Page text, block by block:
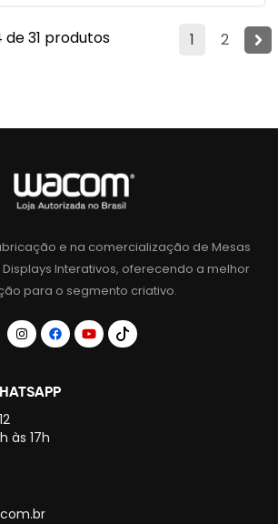
1 2
31 produtos
e na comercialização de Mesas
Interativos, oferecendo a melhor
para o segmento criativo.
às 17h